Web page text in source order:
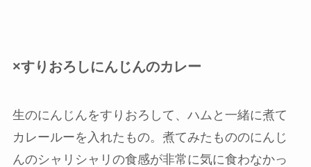
×すりおろしにんじんのカレー
生のにんじんをすりおろして、ハムと一緒に煮て
カレールーを入れたもの。煮てみたもののにんじ
んのシャリシャリの食感が非常に気に食わなかっ